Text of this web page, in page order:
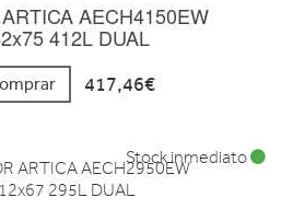
AECH4150EW
412L DUAL
417,46€
Stock inmediato